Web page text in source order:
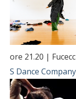
ore 21.20 |
S Dance Company